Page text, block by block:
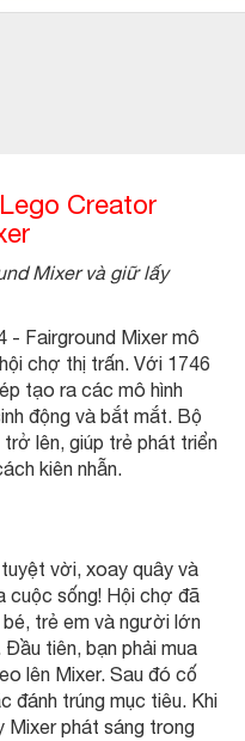
Creator
Mixer và giữ lấy
- Fairground Mixer mô
chợ thị trấn. Với 1746
tạo ra các mô hình
động và bắt mắt. Bộ
lên, giúp trẻ phát triển
kiên nhẫn.
vời, xoay quây và
cuộc sống! Hội chợ đã
trẻ em và người lớn
tiên, bạn phải mua
lên Mixer. Sau đó cố
đánh trúng mục tiêu. Khi
Mixer phát sáng trong